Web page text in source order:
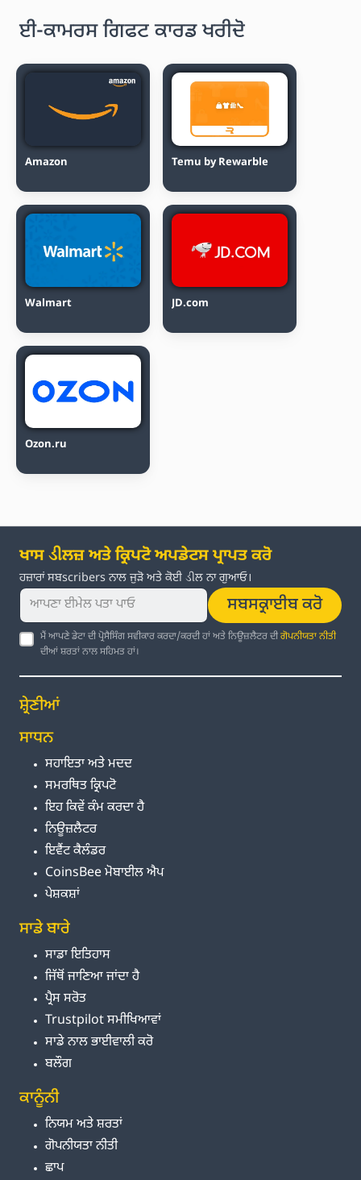
ਈ-ਕਾਮਰਸ ਗਿਫਟ ਕਾਰਡ ਖਰੀਦੋ
Amazon Temu by Rewarble
Walmart JD.com
Ozon.ru
ਖਾਸ ડીਲਜ਼ ਅਤੇ ਕ੍ਰਿਪਟੋ ਅਪਡੇਟਸ ਪ੍ਰਾਪਤ ਕਰੋ
ਹਜ਼ਾਰਾਂ ਸਬscribers ਨਾਲ ਜੁੜੋ ਅਤੇ ਕੋਈ ડીਲ ਨਾ ਗੁਆਓ।
ਸਬਸਕ੍ਰਾਈਬ ਕਰੋ
ਮੈਂ ਆਪਣੇ ਡੇਟਾ ਦੀ ਪ੍ਰੋਸੈਸਿੰਗ ਸਵੀਕਾਰ ਕਰਦਾ/ਕਰਦੀ ਹਾਂ ਅਤੇ ਨਿਊਜ਼ਲੈਟਰ ਦੀਗੋਪਨੀਯਤਾ ਨੀਤੀ
ਦੀਆਂ ਸ਼ਰਤਾਂ ਨਾਲ ਸਹਿਮਤ ਹਾਂ।
ਸ਼੍ਰੇਣੀਆਂ
ਸਾਧਨ
ਸਹਾਇਤਾ ਅਤੇ ਮਦਦ
ਸਮਰਥਿਤ ਕ੍ਰਿਪਟੋ
ਇਹ ਕਿਵੇਂ ਕੰਮ ਕਰਦਾ ਹੈ
ਨਿਊਜ਼ਲੈਟਰ
ਇਵੈਂਟ ਕੈਲੰਡਰ
CoinsBee ਮੋਬਾਈਲ ਐਪ
ਪੇਸ਼ਕਸ਼ਾਂ
ਸਾਡੇ ਬਾਰੇ
ਸਾਡਾ ਇਤਿਹਾਸ
ਜਿੱਥੋਂ ਜਾਣਿਆ ਜਾਂਦਾ ਹੈ
ਪ੍ਰੈਸ ਸਰੋਤ
Trustpilot ਸਮੀਖਿਆਵਾਂ
ਸਾਡੇ ਨਾਲ ਭਾਈਵਾਲੀ ਕਰੋ
ਬਲੌਗ
ਕਾਨੂੰਨੀ
ਨਿਯਮ ਅਤੇ ਸ਼ਰਤਾਂ
ਗੋਪਨੀਯਤਾ ਨੀਤੀ
ਛਾਪ